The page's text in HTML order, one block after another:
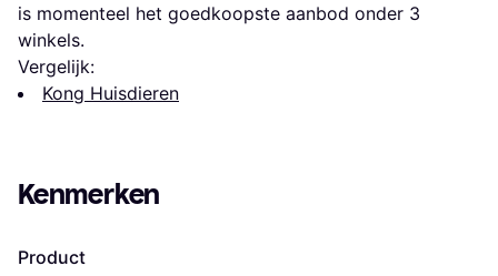
is momenteel het goedkoopste aanbod onder 3
winkels.
Vergelijk:
Kong Huisdieren
Kenmerken
Product